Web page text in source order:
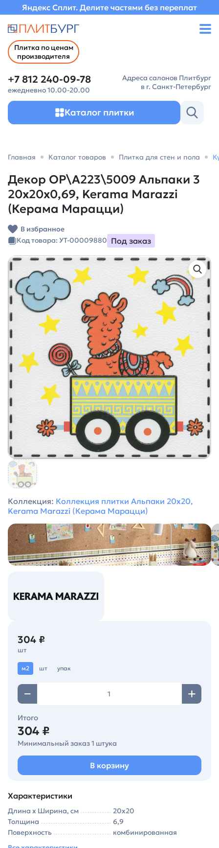
Яндекс Сплит. Делите частями без переплат
Плитка по ценам
производителя
+7 812 240-09-78
ежедневно 10.00-20.00
Адреса салонов Плитбург
в г. Санкт-Петербург
Каталог плитки
Главная Каталог товаров Плитка для стен и пола
Декор OP\A223\5009 Альпаки 3
20x20x0,69, Kerama Marazzi
(Керама Марацци)
В избранное
Код товара: УТ-00009880 Под заказ
Коллекция: Коллекция плитки Альпаки 20x20,
Kerama Marazzi (Керама Марацци)
304 ₽
шт
м2 шт упак
Итого
304 ₽
Минимальный заказ 1 штука
В корзину
Характеристики
Длина х Ширина, см
20х20
Толщина
6,9
Поверхность
комбинированная